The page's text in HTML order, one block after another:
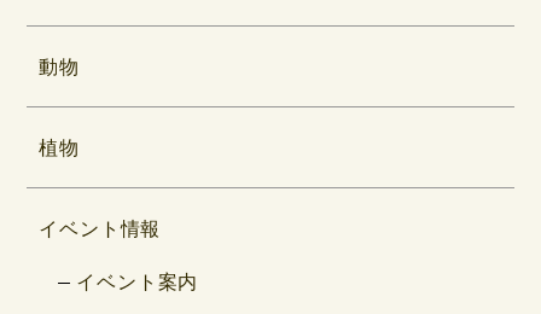
動物
植物
イベント情報
イベント案内